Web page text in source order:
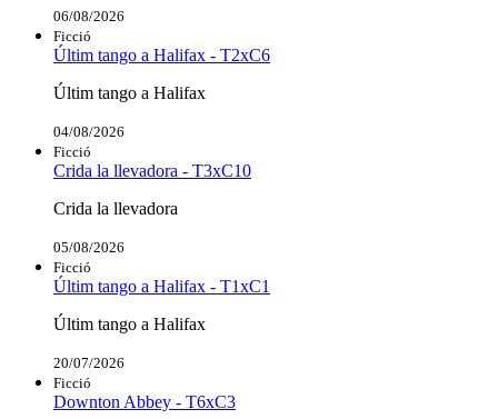
06/08/2026
Ficció
Últim tango a Halifax - T2xC6
Últim tango a Halifax
04/08/2026
Ficció
Crida la llevadora - T3xC10
Crida la llevadora
05/08/2026
Ficció
Últim tango a Halifax - T1xC1
Últim tango a Halifax
20/07/2026
Ficció
Downton Abbey - T6xC3